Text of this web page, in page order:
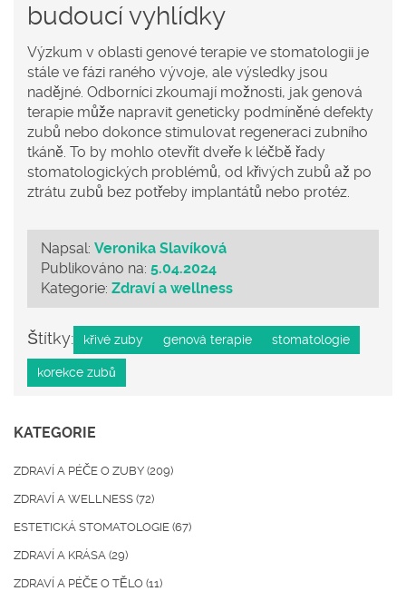
budoucí vyhlídky
Výzkum v oblasti genové terapie ve stomatologii je
stále ve fázi raného vývoje, ale výsledky jsou
nadějné. Odborníci zkoumají možnosti, jak genová
terapie může napravit geneticky podmíněné defekty
zubů nebo dokonce stimulovat regeneraci zubního
tkáně. To by mohlo otevřít dveře k léčbě řady
stomatologických problémů, od křivých zubů až po
ztrátu zubů bez potřeby implantátů nebo protéz.
Napsal: Veronika Slavíková
Publikováno na: 5.04.2024
Kategorie: Zdraví a wellness
Štítky: křivé zuby genová terapie stomatologie
korekce zubů
KATEGORIE
ZDRAVÍ A PÉČE O ZUBY (209)
ZDRAVÍ A WELLNESS (72)
ESTETICKÁ STOMATOLOGIE (67)
ZDRAVÍ A KRÁSA (29)
ZDRAVÍ A PÉČE O TĚLO (11)